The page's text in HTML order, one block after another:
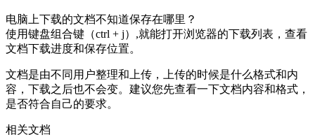
电脑上下载的文档不知道保存在哪里？
使用键盘组合键（ctrl + j）,就能打开浏览器的下载列表，查看
文档下载进度和保存位置。
文档是由不同用户整理和上传，上传的时候是什么格式和内
容，下载之后也不会变。建议您先查看一下文档内容和格式，
是否符合自己的要求。
相关文档